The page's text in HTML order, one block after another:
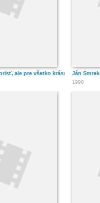
ale pre všetko krásne pri love
Ján
1998